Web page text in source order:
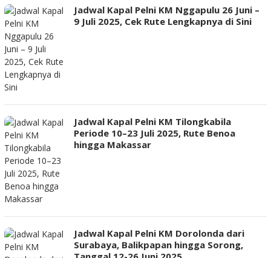
Jadwal Kapal Pelni KM Nggapulu 26 Juni –
9 Juli 2025, Cek Rute Lengkapnya di Sini
Jadwal Kapal Pelni KM Tilongkabila
Periode 10–23 Juli 2025, Rute Benoa
hingga Makassar
Jadwal Kapal Pelni KM Dorolonda dari
Surabaya, Balikpapan hingga Sorong,